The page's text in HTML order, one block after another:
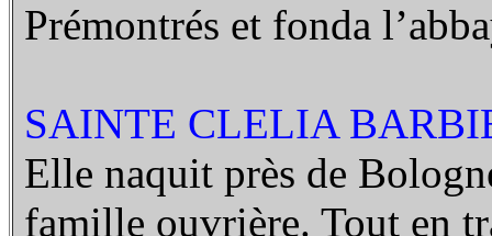
Prémontrés et fonda
SAINTE CLELIA
Elle naquit près de
famille ouvrière. Tout en